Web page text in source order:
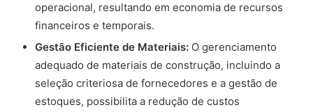
operacional, resultando em economia de recursos
financeiros e temporais.
Gestão Eficiente de Materiais: O gerenciamento
adequado de materiais de construção, incluindo a
seleção criteriosa de fornecedores e a gestão de
estoques, possibilita a redução de custos